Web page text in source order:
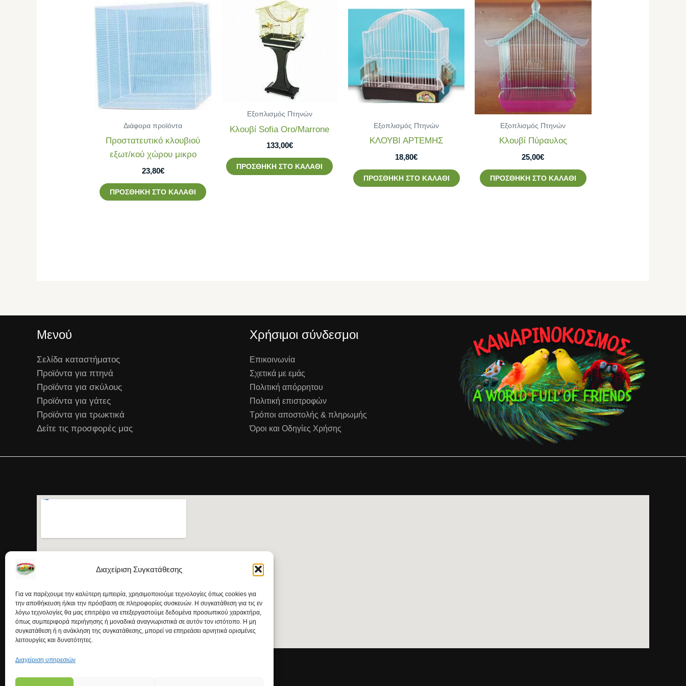
Διαχείριση Συγκατάθεσης
Για να παρέχουμε την καλύτερη εμπειρία, χρησιμοποιούμε τεχνολογίες όπως cookies για
την αποθήκευση ή/και την πρόσβαση σε πληροφορίες συσκευών. Η συγκατάθεση για τις εν
λόγω τεχνολογίες θα μας επιτρέψει να επεξεργαστούμε δεδομένα προσωπικού χαρακτήρα,
όπως συμπεριφορά περιήγησης ή μοναδικά αναγνωριστικά σε αυτόν τον ιστότοπο. Η μη
συγκατάθεση ή η ανάκληση της συγκατάθεσης, μπορεί να επηρεάσει αρνητικά ορισμένες
λειτουργίες και δυνατότητες.
Διαχείριση υπηρεσιών
Διάφορα προϊόντα
Προστατευτικό κλουβιού
εξωτ/κού χώρου μικρο
23,80€
ΠΡΟΣΘΉΚΗ ΣΤΟ ΚΑΛΆΘΙ
Εξοπλισμός Πτηνών
Κλουβί Sofia Oro/Marrone
133,00€
ΠΡΟΣΘΉΚΗ ΣΤΟ ΚΑΛΆΘΙ
Εξοπλισμός Πτηνών
ΚΛΟΥΒΙ ΑΡΤΕΜΗΣ
18,80€
ΠΡΟΣΘΉΚΗ ΣΤΟ ΚΑΛΆΘΙ
Εξοπλισμός Πτηνών
Κλουβί Πύραυλος
25,00€
ΠΡΟΣΘΉΚΗ ΣΤΟ ΚΑΛΆΘΙ
Μενού
Σελίδα καταστήματος
Προϊόντα για πτηνά
Προϊόντα για σκύλους
Προϊόντα για γάτες
Προϊόντα για τρωκτικά
Δείτε τις προσφορές μας
Χρήσιμοι σύνδεσμοι
Επικοινωνία
Σχετικά με εμάς
Πολιτική απόρρητου
Πολιτική επιστροφών
Τρόποι αποστολής & πληρωμής
Όροι και Οδηγίες Χρήσης